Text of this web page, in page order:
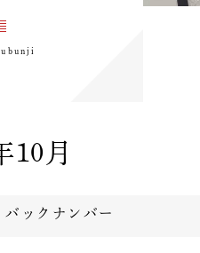
10月
バックナンバー